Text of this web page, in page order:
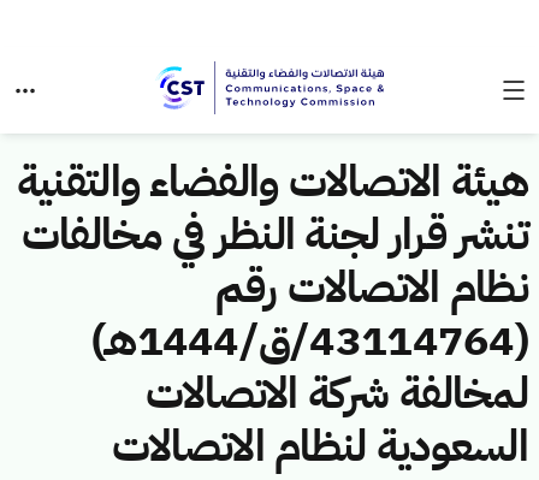
هيئة الاتصالات والفضاء والتقنية
تنشر قرار لجنة النظر في مخالفات
نظام الاتصالات رقم
(43114764/ق/1444هـ)
لمخالفة شركة الاتصالات
السعودية لنظام الاتصالات